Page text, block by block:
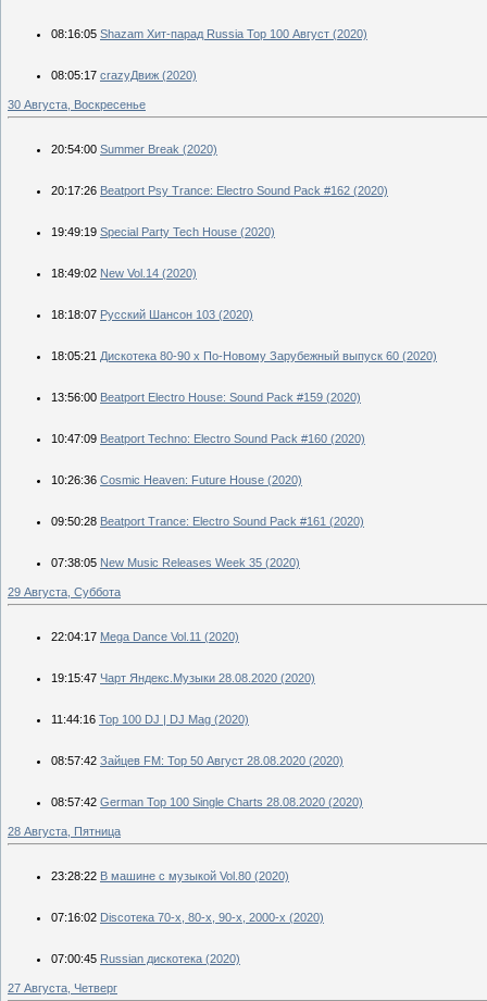
08:16:05 Shazam Хит-парад Russia Top 100 Август (2020)
08:05:17 crazyДвиж (2020)
30 Августа, Воскресенье
20:54:00 Summer Break (2020)
20:17:26 Beatport Psy Trance: Electro Sound Pack #162 (2020)
19:49:19 Special Party Tech House (2020)
18:49:02 New Vol.14 (2020)
18:18:07 Русский Шансон 103 (2020)
18:05:21 Дискотека 80-90 х По-Новому Зарубежный выпуск 60 (2020)
13:56:00 Beatport Electro House: Sound Pack #159 (2020)
10:47:09 Beatport Techno: Electro Sound Pack #160 (2020)
10:26:36 Cosmic Heaven: Future House (2020)
09:50:28 Beatport Trance: Electro Sound Pack #161 (2020)
07:38:05 New Music Releases Week 35 (2020)
29 Августа, Суббота
22:04:17 Mega Dance Vol.11 (2020)
19:15:47 Чарт Яндекс.Музыки 28.08.2020 (2020)
11:44:16 Top 100 DJ | DJ Mag (2020)
08:57:42 Зайцев FM: Тор 50 Август 28.08.2020 (2020)
08:57:42 German Top 100 Single Charts 28.08.2020 (2020)
28 Августа, Пятница
23:28:22 В машине с музыкой Vol.80 (2020)
07:16:02 Discoтека 70-х, 80-х, 90-х, 2000-х (2020)
07:00:45 Russian дискотека (2020)
27 Августа, Четверг